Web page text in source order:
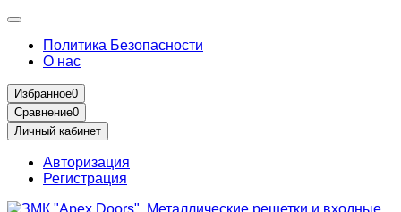
Политика Безопасности
О нас
Избранное0
Сравнение0
Личный кабинет
Авторизация
Регистрация